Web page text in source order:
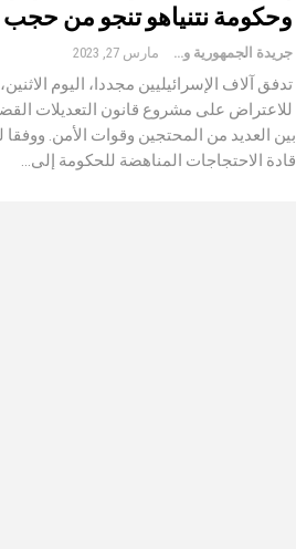
وحكومة نتنياهو تنجو من حجب
جريدة الجمهورية والعالم مارس 27, 2023
تدفق آلاف الإسرائيليين مجددا، اليوم
للاعتراض على مشروع قانون التعديلات
بين العديد من المحتجين وقوات الأمن.
قادة الاحتجاجات المناهضة للحكومة إلى…